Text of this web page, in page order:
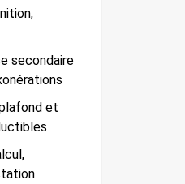
secondaire
et